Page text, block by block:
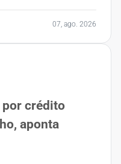
07, ago. 2026
crédito
aponta